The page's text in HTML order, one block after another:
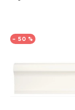
- 50 %